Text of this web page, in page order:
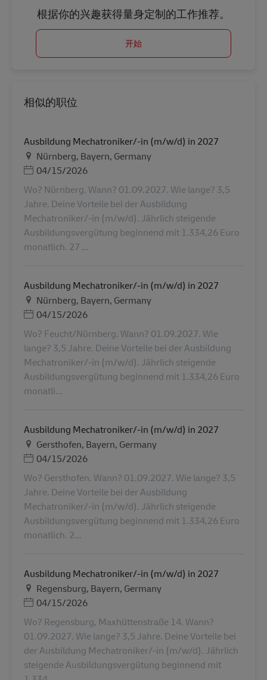
根据你的兴趣获得量身定制的工作推荐。
开始
相似的职位
Ausbildung Mechatroniker/-in (m/w/d) in 2027
地点Nürnberg, Bayern, Germany
Posted Date
04/15/2026
Wo? Nürnberg. Wann? 01.09.2027. Wie lange? 3,5
Jahre. Deine Vorteile bei der Ausbildung
Mechatroniker/-in (m/w/d). Jährlich steigende
Ausbildungsvergütung beginnend mit 1.334,26 Euro
monatlich. 27 ...
Ausbildung Mechatroniker/-in (m/w/d) in 2027
地点Nürnberg, Bayern, Germany
Posted Date
04/15/2026
Wo? Feucht/Nürnberg. Wann? 01.09.2027. Wie
lange? 3,5 Jahre. Deine Vorteile bei der Ausbildung
Mechatroniker/-in (m/w/d). Jährlich steigende
Ausbildungsvergütung beginnend mit 1.334,26 Euro
monatli...
Ausbildung Mechatroniker/-in (m/w/d) in 2027
地点Gersthofen, Bayern, Germany
Posted Date
04/15/2026
Wo? Gersthofen. Wann? 01.09.2027. Wie lange? 3,5
Jahre. Deine Vorteile bei der Ausbildung
Mechatroniker/-in (m/w/d). Jährlich steigende
Ausbildungsvergütung beginnend mit 1.334,26 Euro
monatlich. 2...
Ausbildung Mechatroniker/-in (m/w/d) in 2027
地点Regensburg, Bayern, Germany
Posted Date
04/15/2026
Wo? Regensburg, Maxhüttenstraße 14. Wann?
01.09.2027. Wie lange? 3,5 Jahre. Deine Vorteile bei
der Ausbildung Mechatroniker/-in (m/w/d). Jährlich
steigende Ausbildungsvergütung beginnend mit